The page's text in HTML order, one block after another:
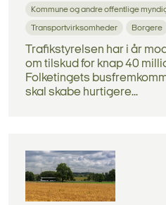
Kommune og andre offentlige
Transportvirksomheder Borgere
Trafikstyrelsen har i år
om tilskud for knap 40
Folketingets
skal skabe hurtigere...